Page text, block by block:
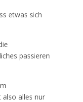
etwas sich
passieren
also alles nur